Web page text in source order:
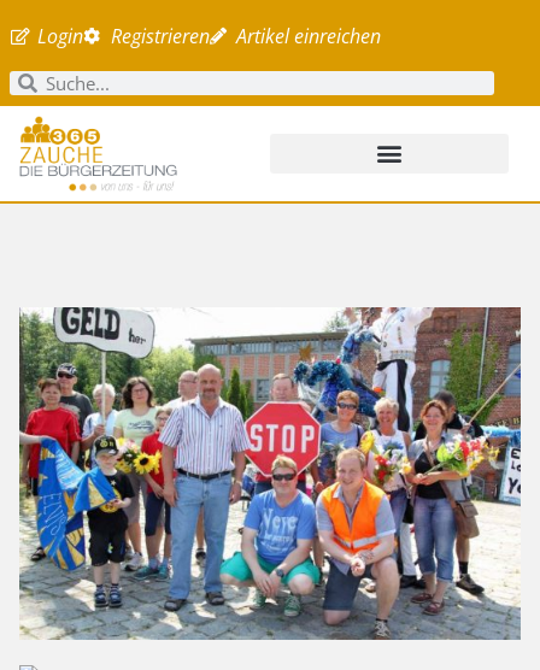
Login Registrieren Artikel einreichen